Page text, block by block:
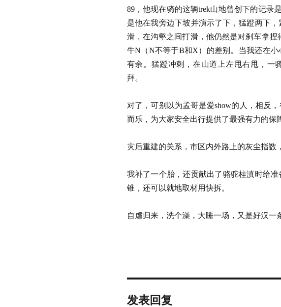
89，他现在骑的这辆trek山地曾创下的记录
是他在我旁边下坡并演示了下，猛蹬两下
滑，在沟壑之间打滑，他仍然是对刹车拿
牛N（N不等于B和X）的差别。当我还在
有余。猛蹬冲刺，在山道上左甩右甩，一
拜。
对了，可别以为孟哥是爱show的人，相反
而乐，为大家安全出行提供了最强有力
灾后重建的关系，市区内外路上的灰尘
我补了一个胎，还贡献出了骆驼桂滇时给
锥，还可以就地取材用快拆。
自虐归来，洗个澡，大睡一场，又是好汉一
发表回复